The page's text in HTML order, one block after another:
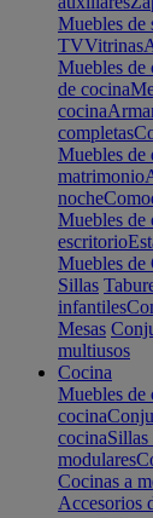
Muebles de
TVVitrinas
Muebles de
de cocina
cocina
completas
Muebles de
matrimonio
noche
Muebles de
escritorio
Muebles de
Sillas
infantiles
Mesas
multiusos
Cocina
Muebles de
cocina
cocinaSillas
modulares
Cocinas a
Accesorios